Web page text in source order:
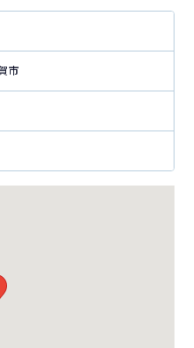
しています。空港内には佐賀の
牛やシシリアンライスなど佐賀グ
います。ほかにも宇宙をテーマに
ジなど、空港内には楽しい施設が
ジンタクシーが運行し、JR佐賀駅
スも便利です。
市